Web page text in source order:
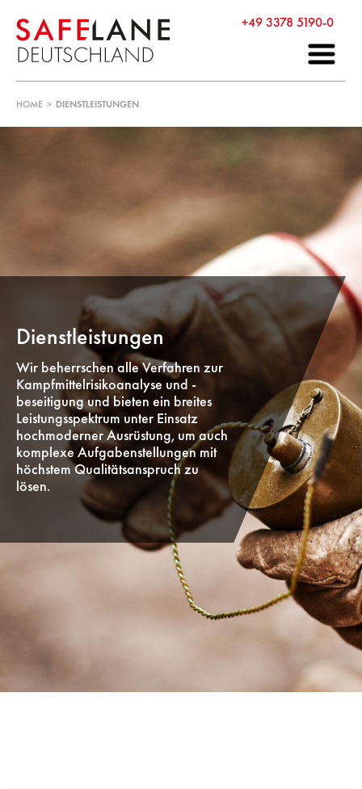
+49 3378 5190-0
HOME > DIENSTLEISTUNGEN
Dienstleistungen
Wir beherrschen alle Verfahren zur
Kampfmittelrisikoanalyse und -
beseitigung und bieten ein breites
Leistungsspektrum unter Einsatz
hochmoderner Ausrüstung, um auch
komplexe Aufgabenstellungen mit
höchstem Qualitätsanspruch zu
lösen.